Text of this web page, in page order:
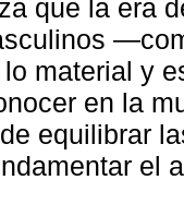
que la era
material y
en la
equilibrar
el